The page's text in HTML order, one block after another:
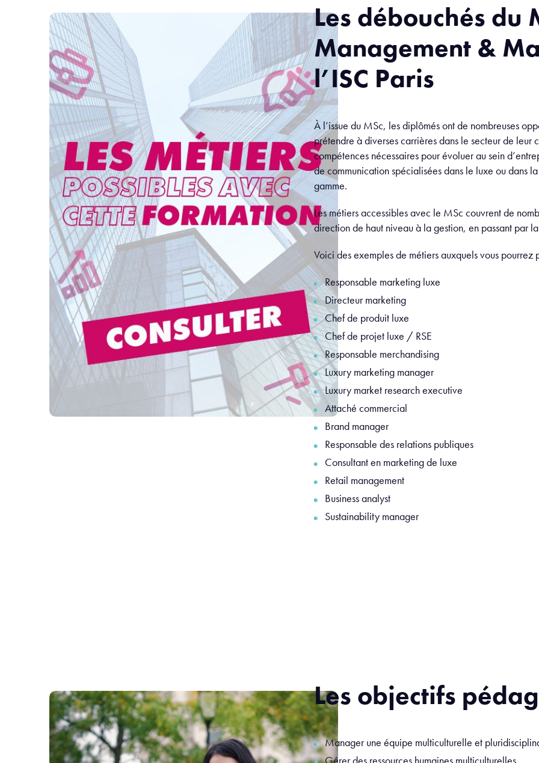
Les débouchés du
Management &
l’ISC Paris
À l’issue du MSc, les diplômés ont de nombreuses
prétendre à diverses carrières dans le secteur de leur
compétences nécessaires pour évoluer au sein
de communication spécialisées dans le luxe ou dans
gamme.
Les métiers accessibles avec le MSc couvrent de
direction de haut niveau à la gestion, en passant par
Voici des exemples de métiers auxquels vous pourrez
Responsable marketing luxe
Directeur marketing
Chef de produit luxe
Chef de projet luxe / RSE
Responsable merchandising
Luxury marketing manager
Luxury market research executive
Attaché commercial
Brand manager
Responsable des relations publiques
Consultant en marketing de luxe
Retail management
Business analyst
Sustainability manager
Les objectifs
Manager une équipe multiculturelle et